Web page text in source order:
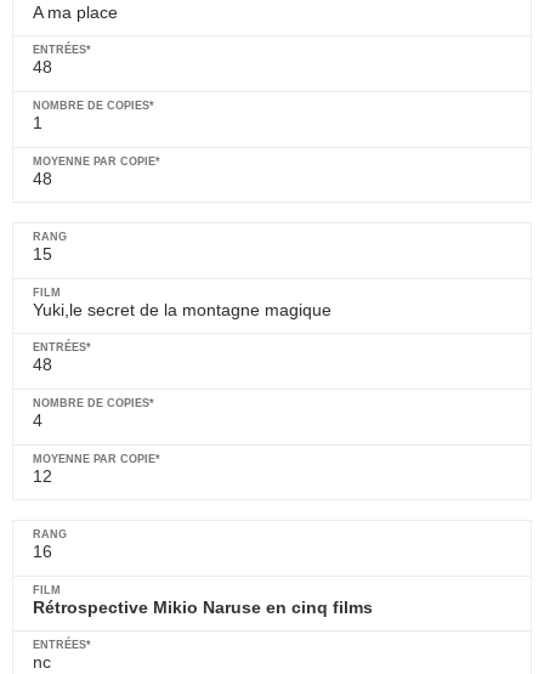
A ma place
48
1
48
15
Yuki,le secret de la montagne magique
48
4
12
16
Rétrospective Mikio Naruse en cinq films
nc